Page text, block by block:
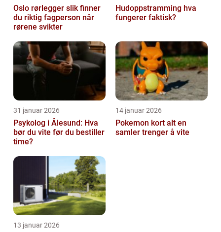
Oslo rørlegger slik finner
du riktig fagperson når
rørene svikter
Hudoppstramming hva
fungerer faktisk?
31 januar 2026
Psykolog i Ålesund: Hva
bør du vite før du bestiller
time?
14 januar 2026
Pokemon kort alt en
samler trenger å vite
13 januar 2026